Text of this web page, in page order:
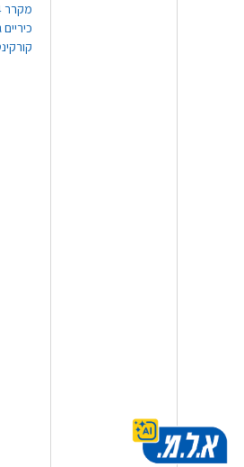
מקרר 4 דלתות
כיריים